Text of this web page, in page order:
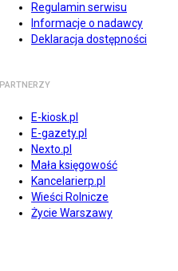
Regulamin serwisu
Informacje o nadawcy
Deklaracja dostępności
PARTNERZY
E-kiosk.pl
E-gazety.pl
Nexto.pl
Mała księgowość
Kancelarierp.pl
Wieści Rolnicze
Życie Warszawy